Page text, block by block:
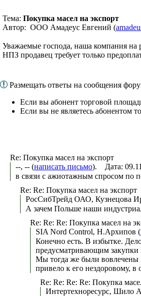
Тема: Покупка масел на экспорт
Автор: ООО Амадеус Евгений (
Уважаемые господа, наша компания на
НПЗ продавец требует только
Размещать ответы на сообщения
Если вы абонент торговой
Если вы не являетесь абонентом
Re: Покупка масел на экспорт
--, -- (написать письмо). Дата:
в связи с ажиотажным спросом по
Re: Re: Покупка масел на экспорт
РосСибТрейд ОАО, Кузнецова
А зачем Польше наши
Re: Re: Re: Покупка масел на
SIA Nord Control, Н.Архипов (
Конечно есть. В избытке.
предусматривающим закупки
Мы тогда же были вовлечены
привело к его нездоровому,
Re: Re: Re: Re: Покупка
Интертехноресурс, Шило